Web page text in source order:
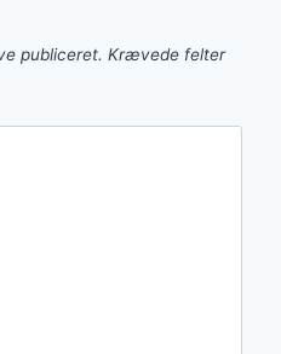
publiceret. Krævede felter